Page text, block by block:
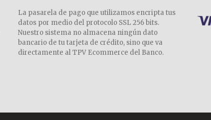
La pasarela de pago que utilizamos encripta tus
datos por medio del protocolo SSL 256 bits.
Nuestro sistema no almacena ningún dato
bancario de tu tarjeta de crédito, sino que va
directamente al TPV Ecommerce del Banco.